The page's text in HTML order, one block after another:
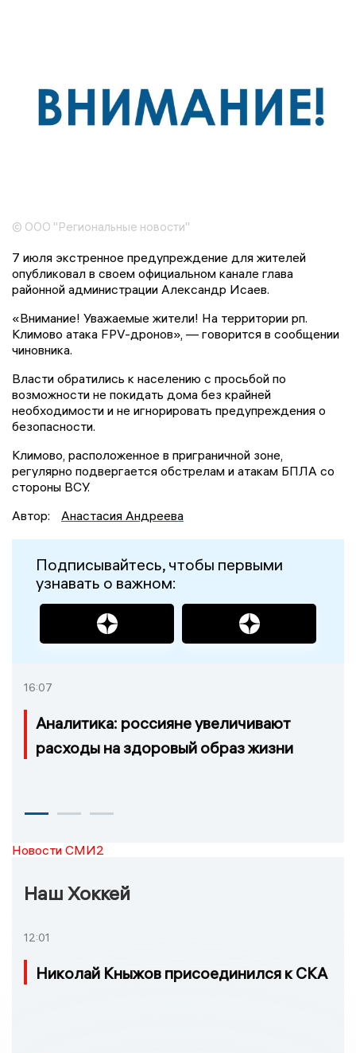
© ООО "Региональные новости"
7 июля экстренное предупреждение для жителей
опубликовал в своем официальном канале глава
районной администрации Александр Исаев.
«Внимание! Уважаемые жители! На территории рп.
Климово атака FPV-дронов», — говорится в сообщении
чиновника.
Власти обратились к населению с просьбой по
возможности не покидать дома без крайней
необходимости и не игнорировать предупреждения о
безопасности.
Климово, расположенное в приграничной зоне,
регулярно подвергается обстрелам и атакам БПЛА со
стороны ВСУ.
Автор:
Анастасия Андреева
Подписывайтесь, чтобы первыми
узнавать о важном:
16:07
Аналитика: россияне увеличивают
расходы на здоровый образ жизни
Новости СМИ2
Наш Хоккей
12:01
Николай Кныжов присоединился к СКА